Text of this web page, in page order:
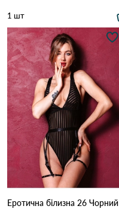
1 шт
Еротична білизна 26 Чорний